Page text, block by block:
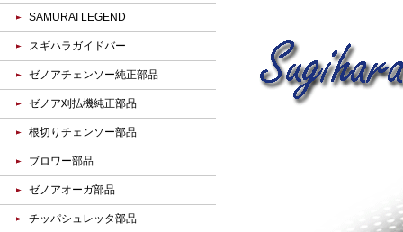
SAMURAI LEGEND
スギハラガイドバー
ゼノアチェンソー純正部品
ゼノア刈払機純正部品
根切りチェンソー部品
ブロワー部品
ゼノアオーガ部品
チッパシュレッタ部品